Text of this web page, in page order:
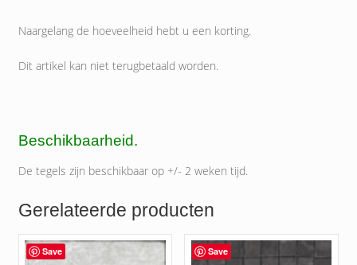
Naargelang de hoeveelheid hebt u een korting.
Dit artikel kan niet terugbetaald worden.
Beschikbaarheid.
De tegels zijn beschikbaar op +/- 2 weken tijd.
Gerelateerde producten
Save Save